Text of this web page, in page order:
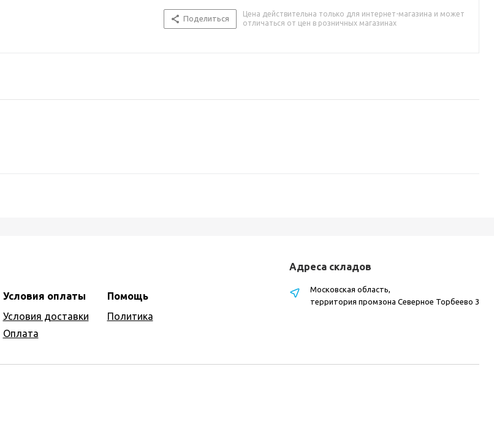
Поделиться
Цена действительна только для интернет-магазина и может
отличаться от цен в розничных магазинах
Условия оплаты
Условия доставки
Оплата
Помощь
Политика
Адреса складов
Московская область,
территория промзона Северное Торбеево 3